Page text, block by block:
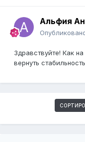
Альфия
Здравствуйте! Как
вернуть